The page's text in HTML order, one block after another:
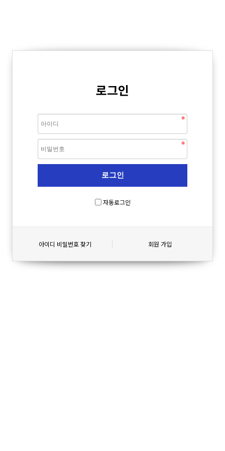
로그인
자동로그인
아이디 비밀번호 찾기 회원 가입